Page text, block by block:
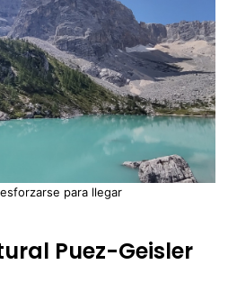
para llegar
Puez-Geisler